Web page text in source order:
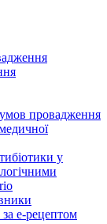
провадження
у
за е-рецептом